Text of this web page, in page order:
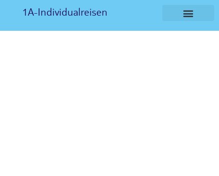
1A-Individualreisen